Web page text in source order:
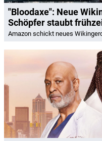
"Bloodaxe": Neue
Schöpfer staubt
Amazon schickt neues